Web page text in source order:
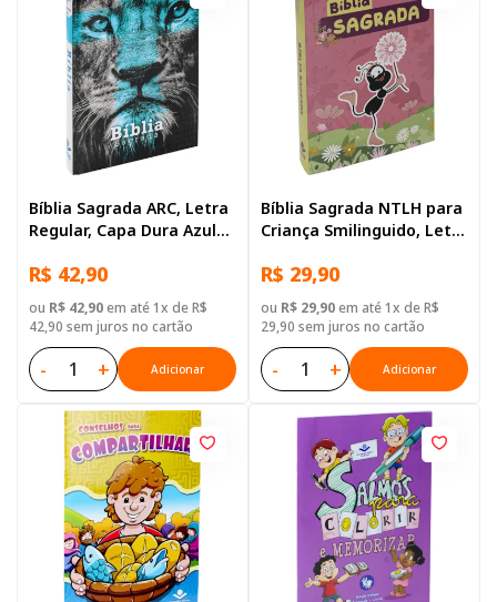
Bíblia Sagrada ARC, Letra
Regular, Capa Dura Azul
R$ 42,90
ou R$ 42,90em até 1x de R$
42,90 sem juros no cartão
- + Adicionar
Bíblia Sagrada NTLH para
Criança Smilinguido, Letra
Brochura Ilustrada:
Marrom
R$ 29,90
ou R$ 29,90em até 1x de R$
29,90 sem juros no cartão
- + Adicionar